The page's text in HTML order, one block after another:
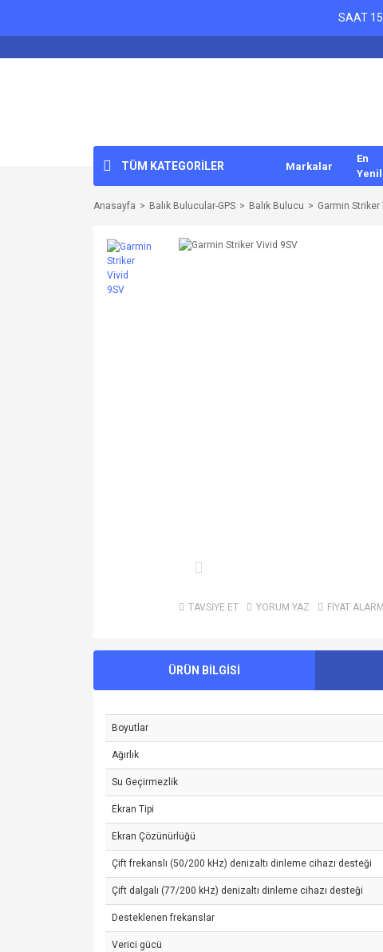
SAAT
TÜM KATEGORİLER Markalar
En
Anasayfa Balık Bulucular-GPS Balık Bulucu Garmin Striker
TAVSİYE ET YORUM YAZ FİYAT ALARMI
ÜRÜN BİLGİSİ
Boyutlar
Ağırlık
Su Geçirmezlik
Ekran Tipi
Ekran Çözünürlüğü
Çift frekanslı (50/200 kHz) denizaltı dinleme cihazı desteği
Çift dalgalı (77/200 kHz) denizaltı dinleme cihazı desteği
Desteklenen frekanslar
Verici gücü